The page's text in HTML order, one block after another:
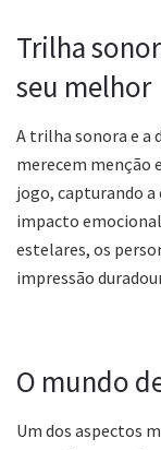
Trilha
seu melhor
A trilha sonora e a
merecem menção
jogo, capturando a
impacto
estelares, os
impressão
O mundo
Um dos aspectos